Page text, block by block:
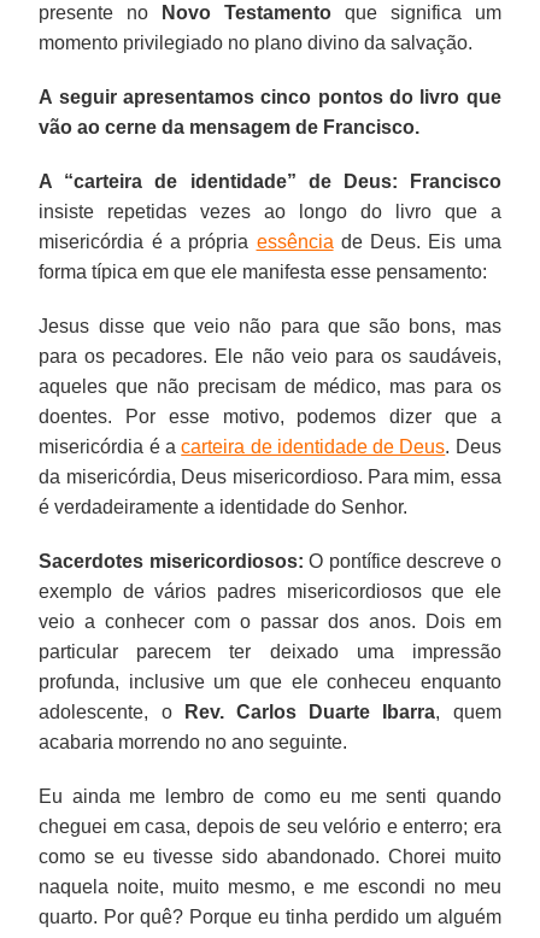
presente no
Novo Testamento que significa um
momento privilegiado no plano divino da salvação.
A seguir apresentamos cinco pontos do livro que
vão ao cerne da mensagem de Francisco.
A “carteira de identidade” de Deus:
Francisco
insiste repetidas vezes ao longo do livro que a
misericórdia é a própria essência de Deus. Eis uma
forma típica em que ele manifesta esse pensamento:
Jesus disse que veio não para que são bons, mas
para os pecadores. Ele não veio para os saudáveis,
aqueles que não precisam de médico, mas para os
doentes. Por esse motivo, podemos dizer que a
misericórdia é acarteira de identidade de Deus. Deus
da misericórdia, Deus misericordioso. Para mim, essa
é verdadeiramente a identidade do Senhor.
Sacerdotes misericordiosos: O pontífice descreve o
exemplo de vários padres misericordiosos que ele
veio a conhecer com o passar dos anos. Dois em
particular parecem ter deixado uma impressão
profunda, inclusive um que ele conheceu enquanto
adolescente, o
Rev. Carlos Duarte Ibarra, quem
acabaria morrendo no ano seguinte.
Eu ainda me lembro de como eu me senti quando
cheguei em casa, depois de seu velório e enterro; era
como se eu tivesse sido abandonado. Chorei muito
naquela noite, muito mesmo, e me escondi no meu
quarto. Por quê? Porque eu tinha perdido um alguém